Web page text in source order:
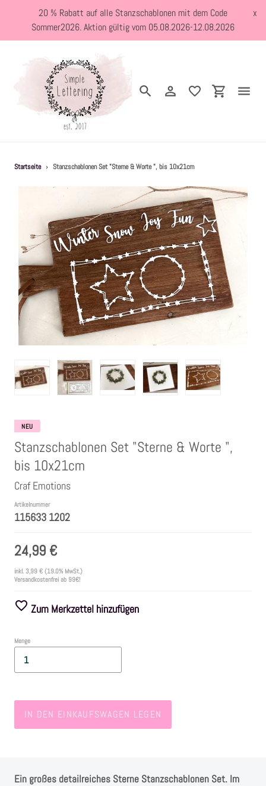
Inhalt
20 % Rabatt auf alle Stanzschablonen mit dem Code
Sommer2026. Aktion gültig vom 05.08.2026-12.08.2026
x
SuchenEinloggen
Kreativblog
Stanzschablonen
Holzstempel
Clear Stamps
Stempelkissen
Embossing Pulver WOW
Kartendeko Embellishments
Präge-, Universal- Maskierschablonen
Papiere
Zubehör
Maritim/Sommer
Herbst
Weihnachten
Startseite › Stanzschablonen Set "Sterne & Worte ", bis 10x21cm
NEU
Stanzschablonen Set "Sterne & Worte ",
bis 10x21cm
Craf Emotions
Artikelnummer
115633 1202
24,99 €
inkl. 3,99 € (19.0% MwSt.)
Versandkostenfrei ab 99€!
Zum Merkzettel hinzufügen
Menge
IN DEN EINKAUFSWAGEN LEGEN
Ein großes detailreiches Sterne Stanzschablonen Set. Im